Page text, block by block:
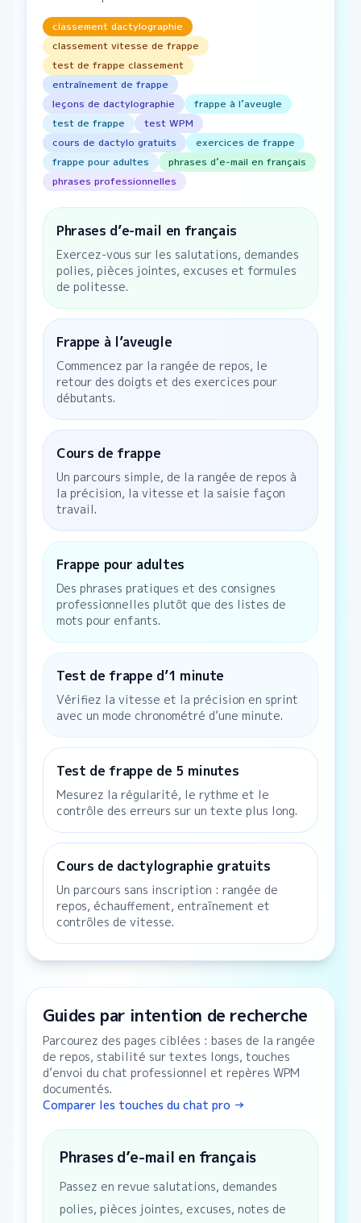
classement dactylographie
classement vitesse de frappe
test de frappe classement
entraînement de frappe
leçons de dactylographie
frappe à l’aveugle
test de frappe
test WPM
cours de dactylo gratuits
exercices de frappe
frappe pour adultes
phrases d’e-mail en français
phrases professionnelles
Phrases d’e-mail en français
Exercez-vous sur les salutations, demandes
polies, pièces jointes, excuses et formules
de politesse.
Frappe à l’aveugle
Commencez par la rangée de repos, le
retour des doigts et des exercices pour
débutants.
Cours de frappe
Un parcours simple, de la rangée de repos à
la précision, la vitesse et la saisie façon
travail.
Frappe pour adultes
Des phrases pratiques et des consignes
professionnelles plutôt que des listes de
mots pour enfants.
Test de frappe d’1 minute
Vérifiez la vitesse et la précision en sprint
avec un mode chronométré d’une minute.
Test de frappe de 5 minutes
Mesurez la régularité, le rythme et le
contrôle des erreurs sur un texte plus long.
Cours de dactylographie gratuits
Un parcours sans inscription : rangée de
repos, échauffement, entraînement et
contrôles de vitesse.
Guides par intention de recherche
Parcourez des pages ciblées : bases de la rangée
de repos, stabilité sur textes longs, touches
d’envoi du chat professionnel et repères WPM
documentés.
Comparer les touches du chat pro →
Phrases d’e-mail en français
Passez en revue salutations, demandes
polies, pièces jointes, excuses, notes de